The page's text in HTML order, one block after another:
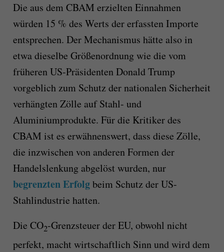
Die aus dem CBAM erzielten Einnahmen
würden 15 % des Werts der erfassten Importe
entsprechen. Der Mechanismus hätte also in
etwa dieselbe Größenordnung wie die vom
früheren US-Präsidenten Donald Trump
vorgeblich zum Schutz der nationalen Sicherheit
verhängten Zölle auf Stahl- und
Aluminiumprodukte. Für die Kritiker des
CBAM ist es erwähnenswert, dass diese Zölle,
die inzwischen von anderen Formen der
Handelslenkung abgelöst wurden, nur
begrenzten Erfolgbeim Schutz der US-
Stahlindustrie hatten.
Die CO2-Grenzsteuer der EU, obwohl nicht
perfekt, macht wirtschaftlich Sinn und wird dem